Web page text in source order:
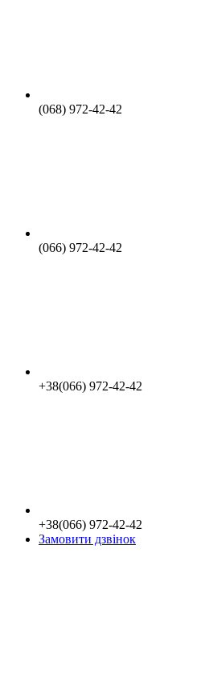
(068) 972-42-42
(066) 972-42-42
+38(066) 972-42-42
+38(066) 972-42-42
Замовити дзвінок